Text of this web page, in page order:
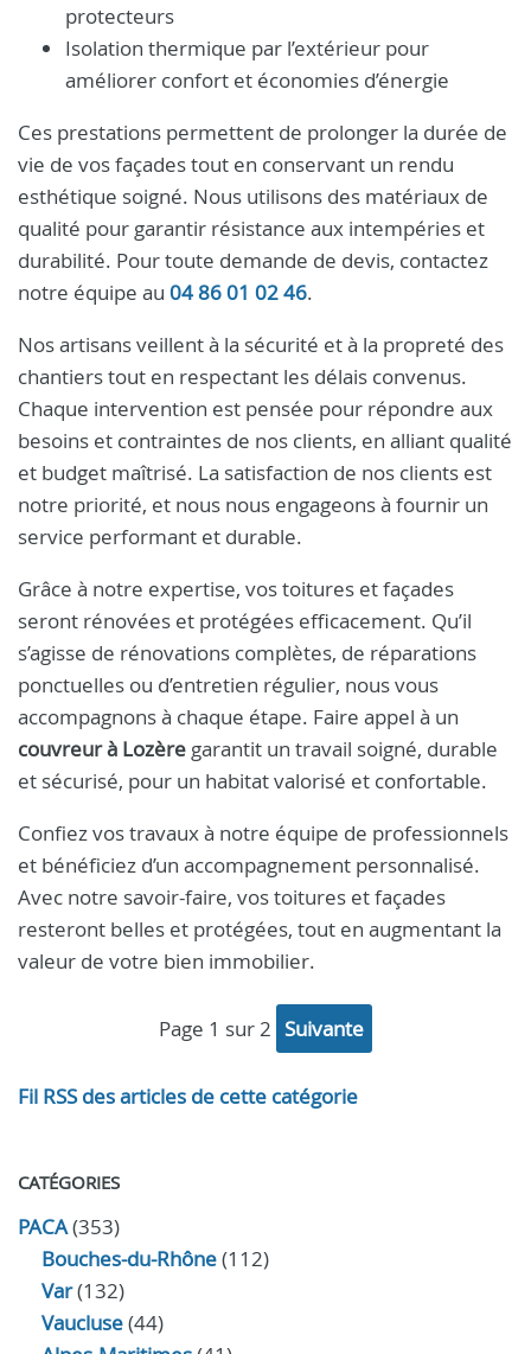
protecteurs
Isolation thermique par l’extérieur pour
améliorer confort et économies d’énergie
Ces prestations permettent de prolonger la durée de
vie de vos façades tout en conservant un rendu
esthétique soigné. Nous utilisons des matériaux de
qualité pour garantir résistance aux intempéries et
durabilité. Pour toute demande de devis, contactez
notre équipe au 04 86 01 02 46.
Nos artisans veillent à la sécurité et à la propreté des
chantiers tout en respectant les délais convenus.
Chaque intervention est pensée pour répondre aux
besoins et contraintes de nos clients, en alliant qualité
et budget maîtrisé. La satisfaction de nos clients est
notre priorité, et nous nous engageons à fournir un
service performant et durable.
Grâce à notre expertise, vos toitures et façades
seront rénovées et protégées efficacement. Qu’il
s’agisse de rénovations complètes, de réparations
ponctuelles ou d’entretien régulier, nous vous
accompagnons à chaque étape. Faire appel à un
couvreur à Lozère garantit un travail soigné, durable
et sécurisé, pour un habitat valorisé et confortable.
Confiez vos travaux à notre équipe de professionnels
et bénéficiez d’un accompagnement personnalisé.
Avec notre savoir-faire, vos toitures et façades
resteront belles et protégées, tout en augmentant la
valeur de votre bien immobilier.
page 1 sur 2 suivante
Fil RSS des articles de cette catégorie
CATÉGORIES
PACA(353)
Bouches-du-Rhône(112)
Var(132)
Vaucluse(44)